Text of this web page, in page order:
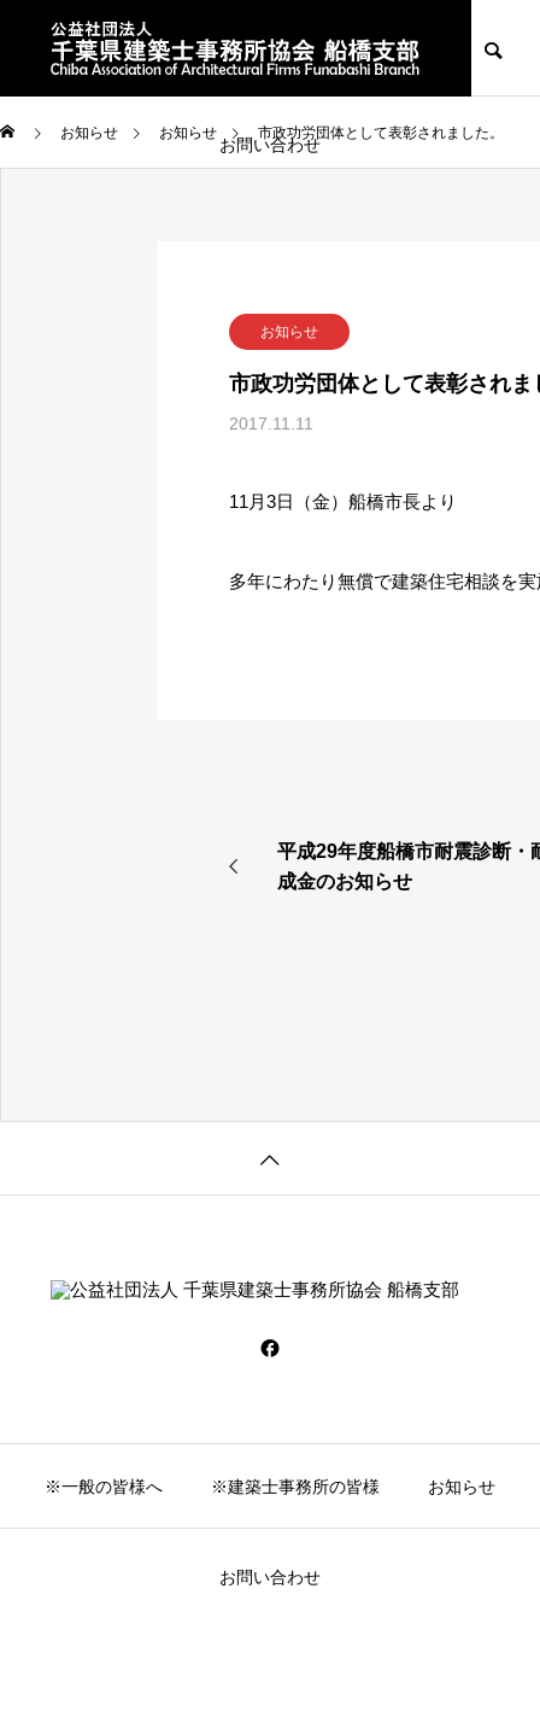
※一般の皆様へ ※建築士事務所の皆様 お知らせ
お問い合わせ
お知らせ お知らせ 市政功労団体として表彰されました。
お知らせ
市政功労団体として表彰されま
2017.11.11
11月3日（金）船橋市長より
多年にわたり無償で建築住宅相談を
平成29年度船橋市耐震診断・
成金のお知らせ
※一般の皆様へ ※建築士事務所の皆様 お知らせ
お問い合わせ